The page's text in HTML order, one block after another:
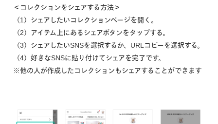
＜コレクションをシェアする方法＞
（1）シェアしたいコレクションページを開く。
（2）アイテム上にあるシェアボタンをタップする。
（3）シェアしたいSNSを選択するか、URLコピーを選択する。
（4）好きなSNSに貼り付けてシェアを完了です。
※他の人が作成したコレクションもシェアすることができます